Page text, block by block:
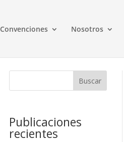
Convenciones Nosotros
Buscar
Publicaciones
recientes